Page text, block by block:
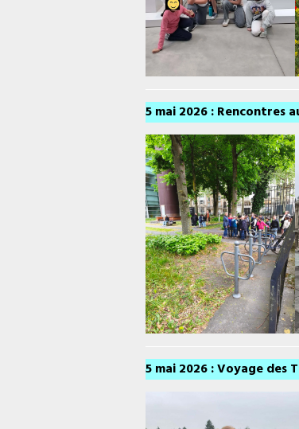
5 mai 2026 : Rencontres
5 mai 2026 : Voyage des